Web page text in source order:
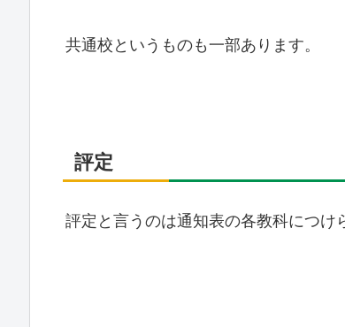
共通校というものも一部あります。
評定
評定と言うのは通知表の各教科につけ